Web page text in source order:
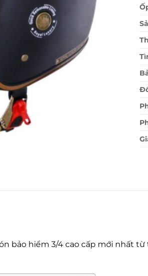
bảo hiểm 3/4 cao cấp mới nhất